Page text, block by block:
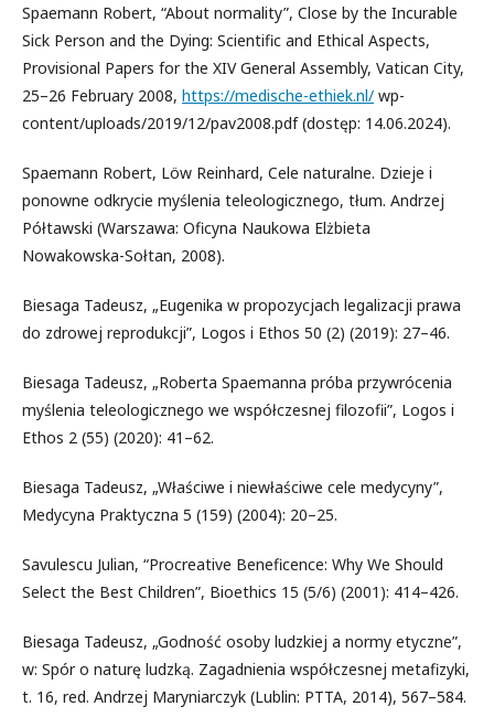
Spaemann Robert, “About normality”, Close by the Incurable
Sick Person and the Dying: Scientific and Ethical Aspects,
Provisional Papers for the XIV General Assembly, Vatican City,
25–26 February 2008, https://medische-ethiek.nl/ wp-
content/uploads/2019/12/pav2008.pdf (dostęp: 14.06.2024).
Spaemann Robert, Löw Reinhard, Cele naturalne. Dzieje i
ponowne odkrycie myślenia teleologicznego, tłum. Andrzej
Półtawski (Warszawa: Oficyna Naukowa Elżbieta
Nowakowska-Sołtan, 2008).
Biesaga Tadeusz, „Eugenika w propozycjach legalizacji prawa
do zdrowej reprodukcji”, Logos i Ethos 50 (2) (2019): 27–46.
Biesaga Tadeusz, „Roberta Spaemanna próba przywrócenia
myślenia teleologicznego we współczesnej filozofii”, Logos i
Ethos 2 (55) (2020): 41–62.
Biesaga Tadeusz, „Właściwe i niewłaściwe cele medycyny”,
Medycyna Praktyczna 5 (159) (2004): 20–25.
Savulescu Julian, “Procreative Beneficence: Why We Should
Select the Best Children”, Bioethics 15 (5/6) (2001): 414–426.
Biesaga Tadeusz, „Godność osoby ludzkiej a normy etyczne”,
w: Spór o naturę ludzką. Zagadnienia współczesnej metafizyki,
t. 16, red. Andrzej Maryniarczyk (Lublin: PTTA, 2014), 567–584.